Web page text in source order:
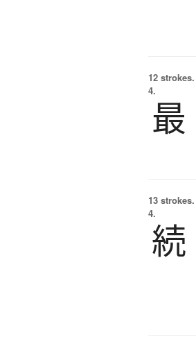
12 strokes.
4.
最
13 strokes.
4.
続